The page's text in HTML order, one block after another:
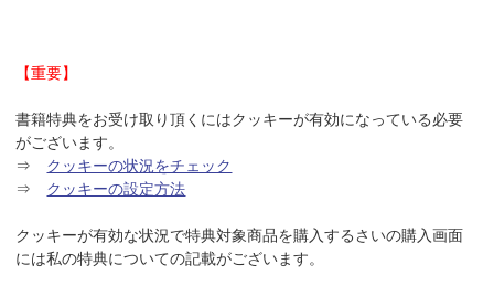
【重要】
書籍特典をお受け取り頂くにはクッキーが有効になっている必要
がございます。
⇒ クッキーの状況をチェック
⇒ クッキーの設定方法
クッキーが有効な状況で特典対象商品を購入するさいの購入画面
には私の特典についての記載がございます。